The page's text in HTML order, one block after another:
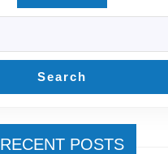
Search
RECENT POSTS